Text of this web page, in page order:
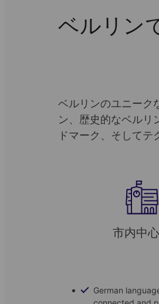
ベルリン
ベルリンのユニーク
ン、歴史的なベルリ
ドマーク、そしてテ
市内中
German